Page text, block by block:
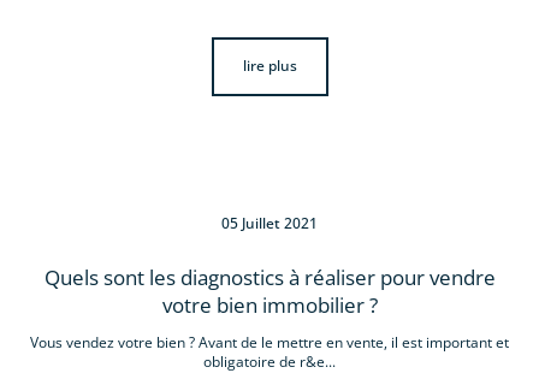
lire plus
05 Juillet 2021
Quels sont les diagnostics à réaliser pour vendre
votre bien immobilier ?
Vous vendez votre bien ? Avant de le mettre en vente, il est important et
obligatoire de r&e...